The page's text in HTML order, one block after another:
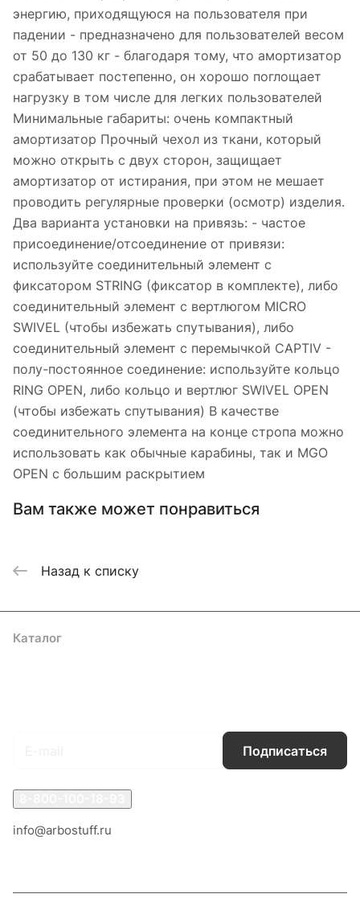
энергию, приходящуюся на пользователя при
падении - предназначено для пользователей весом
от 50 до 130 кг - благодаря тому, что амортизатор
срабатывает постепенно, он хорошо поглощает
нагрузку в том числе для легких пользователей
Минимальные габариты: очень компактный
амортизатор Прочный чехол из ткани, который
можно открыть с двух сторон, защищает
амортизатор от истирания, при этом не мешает
проводить регулярные проверки (осмотр) изделия.
Два варианта установки на привязь: - частое
присоединение/отсоединение от привязи:
используйте соединительный элемент с
фиксатором STRING (фиксатор в комплекте), либо
соединительный элемент с вертлюгом MICRO
SWIVEL (чтобы избежать спутывания), либо
соединительный элемент с перемычкой CAPTIV -
полу-постоянное соединение: используйте кольцо
RING OPEN, либо кольцо и вертлюг SWIVEL OPEN
(чтобы избежать спутывания) В качестве
соединительного элемента на конце стропа можно
использовать как обычные карабины, так и MGO
OPEN с большим раскрытием
Вам также может понравиться
Назад к списку
Каталог
Подписаться
info@arbostuff.ru